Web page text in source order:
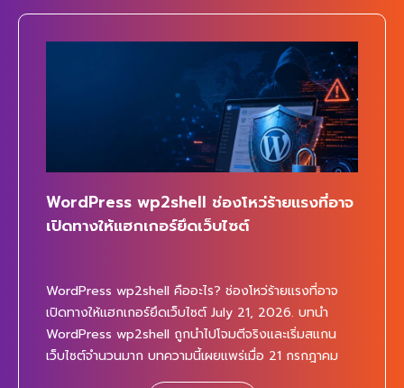
WordPress wp2shell ช่องโหว่ร้ายแรงที่อาจ
เปิดทางให้แฮกเกอร์ยึดเว็บไซต์
WordPress wp2shell คืออะไร? ช่องโหว่ร้ายแรงที่อาจ
เปิดทางให้แฮกเกอร์ยึดเว็บไซต์ July 21, 2026. บทนำ
WordPress wp2shell ถูกนำไปโจมตีจริงและเริ่มสแกน
เว็บไซต์จำนวนมาก บทความนี้เผยแพร่เมื่อ 21 กรกฎาคม
2026 โดยเป็นการอัปเดตสถานการณ์ของช่องโหว่